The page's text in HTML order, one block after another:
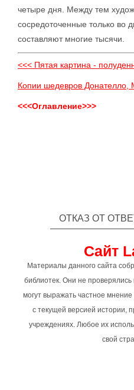
четыре дня. Между тем
сосредоточенные только во
составляют многие тысячи.
<<< Пятая картина -
Копии шедевров
<<<Оглавление>>>
ОТКАЗ ОТ
Сайт
Материалы данного сайта
библиотек. Они не проверялись
могут выражать частное
с текущей версией истории,
учреждениях. Любое их
свой